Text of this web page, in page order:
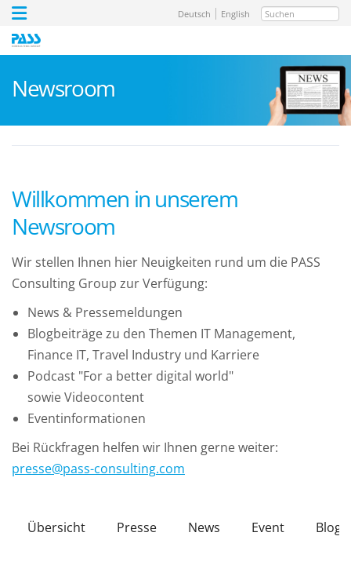
Suchen
Deutsch English
Newsroom
Willkommen in unserem
Newsroom
Wir stellen Ihnen hier Neuigkeiten rund um die PASS
Consulting Group zur Verfügung:
News & Pressemeldungen
Blogbeiträge zu den Themen IT Management,
Finance IT, Travel Industry und Karriere
Podcast "For a better digital world"
sowie Videocontent
Eventinformationen
Bei Rückfragen helfen wir Ihnen gerne weiter:
presse@pass-consulting.com
Übersicht Presse News Event Blog